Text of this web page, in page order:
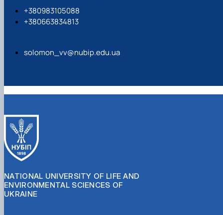
+380983105088
+380663834813
solomon_vv@nubip.edu.ua
NATIONAL UNIVERSITY OF LIFE AND
ENVIRONMENTAL SCIENCES OF
UKRAINE